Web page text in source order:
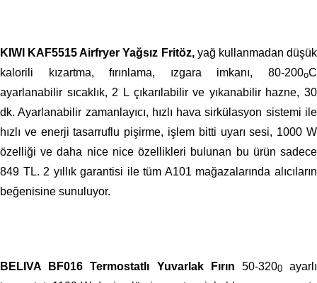
KIWI KAF5515 Airfryer Yağsız Fritöz, yağ kullanmadan düşük
kalorili kızartma, fırınlama, ızgara imkanı, 80-200oC
ayarlanabilir sıcaklık, 2 L çıkarılabilir ve yıkanabilir hazne, 30
dk. Ayarlanabilir zamanlayıcı, hızlı hava sirkülasyon sistemi ile
hızlı ve enerji tasarruflu pişirme, işlem bitti uyarı sesi, 1000 W
özelliği ve daha nice nice özellikleri bulunan bu ürün sadece
849 TL. 2 yıllık garantisi ile tüm A101 mağazalarında alıcıların
beğenisine sunuluyor.
BELIVA BF016 Termostatlı Yuvarlak Fırın 50-3200ayarlı